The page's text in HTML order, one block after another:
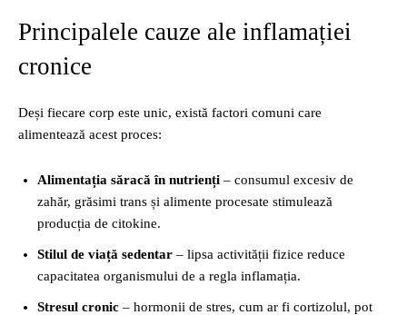
Principalele cauze ale inflamației
cronice
Deși fiecare corp este unic, există factori comuni care
alimentează acest proces:
Alimentația săracă în nutrienți – consumul excesiv de
zahăr, grăsimi trans și alimente procesate stimulează
producția de citokine.
Stilul de viață sedentar – lipsa activității fizice reduce
capacitatea organismului de a regla inflamația.
Stresul cronic – hormonii de stres, cum ar fi cortizolul, pot